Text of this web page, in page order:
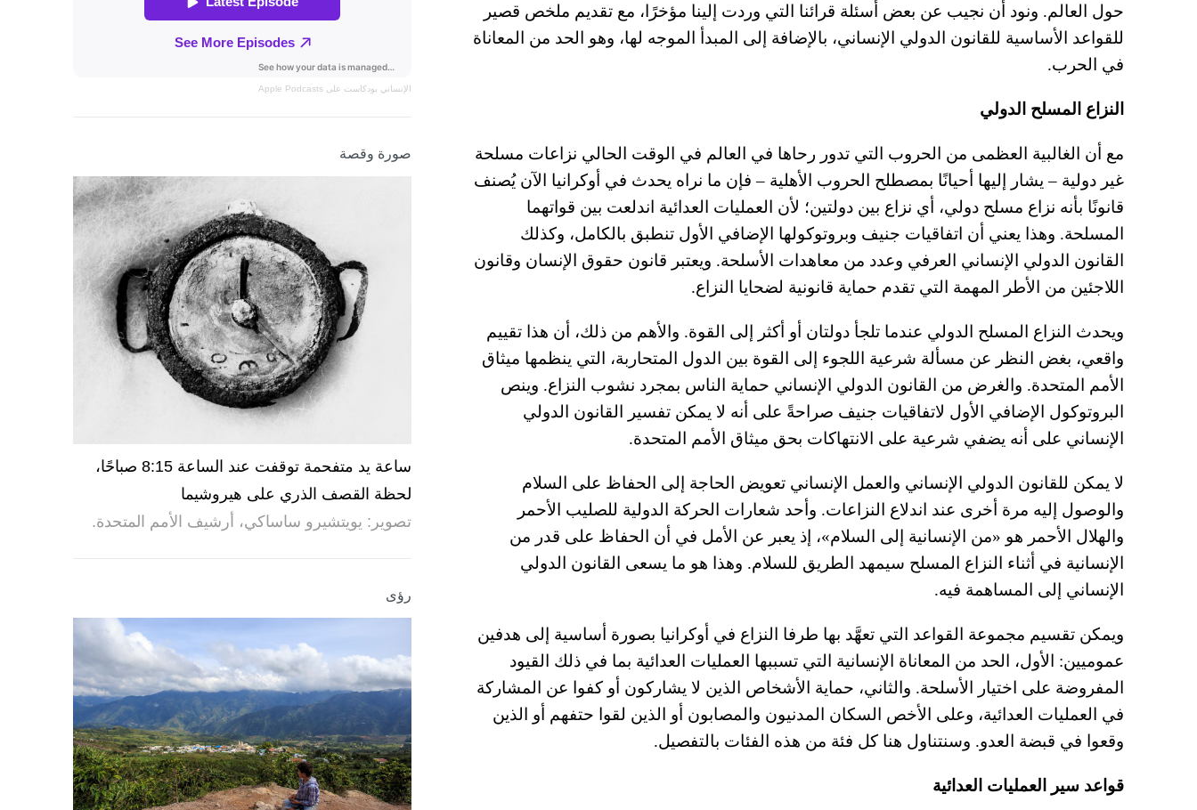
حول العالم. ونود أن نجيب عن بعض أسئلة قرائنا التي وردت إلينا مؤخرًا، مع تقديم ملخص قصير
للقواعد الأساسية للقانون الدولي الإنساني، بالإضافة إلى المبدأ الموجه لها، وهو الحد من المعاناة
في الحرب.
النزاع المسلح الدولي
مع أن الغالبية العظمى من الحروب التي تدور رحاها في العالم في الوقت الحالي نزاعات مسلحة
غير دولية – يشار إليها أحيانًا بمصطلح الحروب الأهلية – فإن ما نراه يحدث في أوكرانيا الآن يُصنف
قانونًا بأنه نزاع مسلح دولي، أي نزاع بين دولتين؛ لأن العمليات العدائية اندلعت بين قواتهما
المسلحة. وهذا يعني أن اتفاقيات جنيف وبروتوكولها الإضافي الأول تنطبق بالكامل، وكذلك
القانون الدولي الإنساني العرفي وعدد من معاهدات الأسلحة. ويعتبر قانون حقوق الإنسان وقانون
اللاجئين من الأطر المهمة التي تقدم حماية قانونية لضحايا النزاع.
ويحدث النزاع المسلح الدولي عندما تلجأ دولتان أو أكثر إلى القوة. والأهم من ذلك، أن هذا تقييم
واقعي، بغض النظر عن مسألة شرعية اللجوء إلى القوة بين الدول المتحاربة، التي ينظمها ميثاق
الأمم المتحدة. والغرض من القانون الدولي الإنساني حماية الناس بمجرد نشوب النزاع. وينص
البروتوكول الإضافي الأول لاتفاقيات جنيف صراحةً على أنه لا يمكن تفسير القانون الدولي
الإنساني على أنه يضفي شرعية على الانتهاكات بحق ميثاق الأمم المتحدة.
لا يمكن للقانون الدولي الإنساني والعمل الإنساني تعويض الحاجة إلى الحفاظ على السلام
والوصول إليه مرة أخرى عند اندلاع النزاعات. وأحد شعارات الحركة الدولية للصليب الأحمر
والهلال الأحمر هو «من الإنسانية إلى السلام»، إذ يعبر عن الأمل في أن الحفاظ على قدر من
الإنسانية في أثناء النزاع المسلح سيمهد الطريق للسلام. وهذا هو ما يسعى القانون الدولي
الإنساني إلى المساهمة فيه.
ويمكن تقسيم مجموعة القواعد التي تعهَّد بها طرفا النزاع في أوكرانيا بصورة أساسية إلى هدفين
عموميين: الأول، الحد من المعاناة الإنسانية التي تسببها العمليات العدائية بما في ذلك القيود
المفروضة على اختيار الأسلحة. والثاني، حماية الأشخاص الذين لا يشاركون أو كفوا عن المشاركة
في العمليات العدائية، وعلى الأخص السكان المدنيون والمصابون أو الذين لقوا حتفهم أو الذين
وقعوا في قبضة العدو. وسنتناول هنا كل فئة من هذه الفئات بالتفصيل.
قواعد سير العمليات العدائية
الإنساني بودكاست على Apple Podcasts
صورة وقصة
ساعة يد متفحمة توقفت عند الساعة 8:15 صباحًا،
لحظة القصف الذري على هيروشيما
تصوير: يويتشيرو ساساكي، أرشيف الأمم المتحدة.
رؤى